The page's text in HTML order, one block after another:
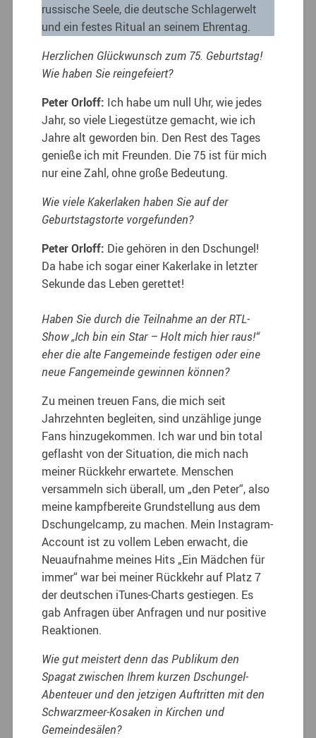
russische Seele, die deutsche Schlagerwelt
und ein festes Ritual an seinem Ehrentag.
Herzlichen Glückwunsch zum 75. Geburtstag!
Wie haben Sie reingefeiert?
Peter Orloff: Ich habe um null Uhr, wie jedes
Jahr, so viele Liegestütze gemacht, wie ich
Jahre alt geworden bin. Den Rest des Tages
genieße ich mit Freunden. Die 75 ist für mich
nur eine Zahl, ohne große Bedeutung.
Wie viele Kakerlaken haben Sie auf der
Geburtstagstorte vorgefunden?
Peter Orloff: Die gehören in den Dschungel!
Da habe ich sogar einer Kakerlake in letzter
Sekunde das Leben gerettet!
Haben Sie durch die Teilnahme an der RTL-
Show „Ich bin ein Star – Holt mich hier raus!“
eher die alte Fangemeinde festigen oder eine
neue Fangemeinde gewinnen können?
Zu meinen treuen Fans, die mich seit
Jahrzehnten begleiten, sind unzählige junge
Fans hinzugekommen. Ich war und bin total
geflasht von der Situation, die mich nach
meiner Rückkehr erwartete. Menschen
versammeln sich überall, um „den Peter“, also
meine kampfbereite Grundstellung aus dem
Dschungelcamp, zu machen. Mein Instagram-
Account ist zu vollem Leben erwacht, die
Neuaufnahme meines Hits „Ein Mädchen für
immer“ war bei meiner Rückkehr auf Platz 7
der deutschen iTunes-Charts gestiegen. Es
gab Anfragen über Anfragen und nur positive
Reaktionen.
Wie gut meistert denn das Publikum den
Spagat zwischen Ihrem kurzen Dschungel-
Abenteuer und den jetzigen Auftritten mit den
Schwarzmeer-Kosaken in Kirchen und
Gemeindesälen?